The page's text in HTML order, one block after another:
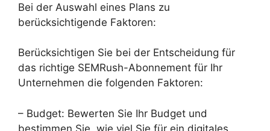
Bei der Auswahl eines Plans zu
berücksichtigende Faktoren:
Berücksichtigen Sie bei der Entscheidung für
das richtige SEMRush-Abonnement für Ihr
Unternehmen die folgenden Faktoren:
– Budget: Bewerten Sie Ihr Budget und
bestimmen Sie, wie viel Sie für ein digitales